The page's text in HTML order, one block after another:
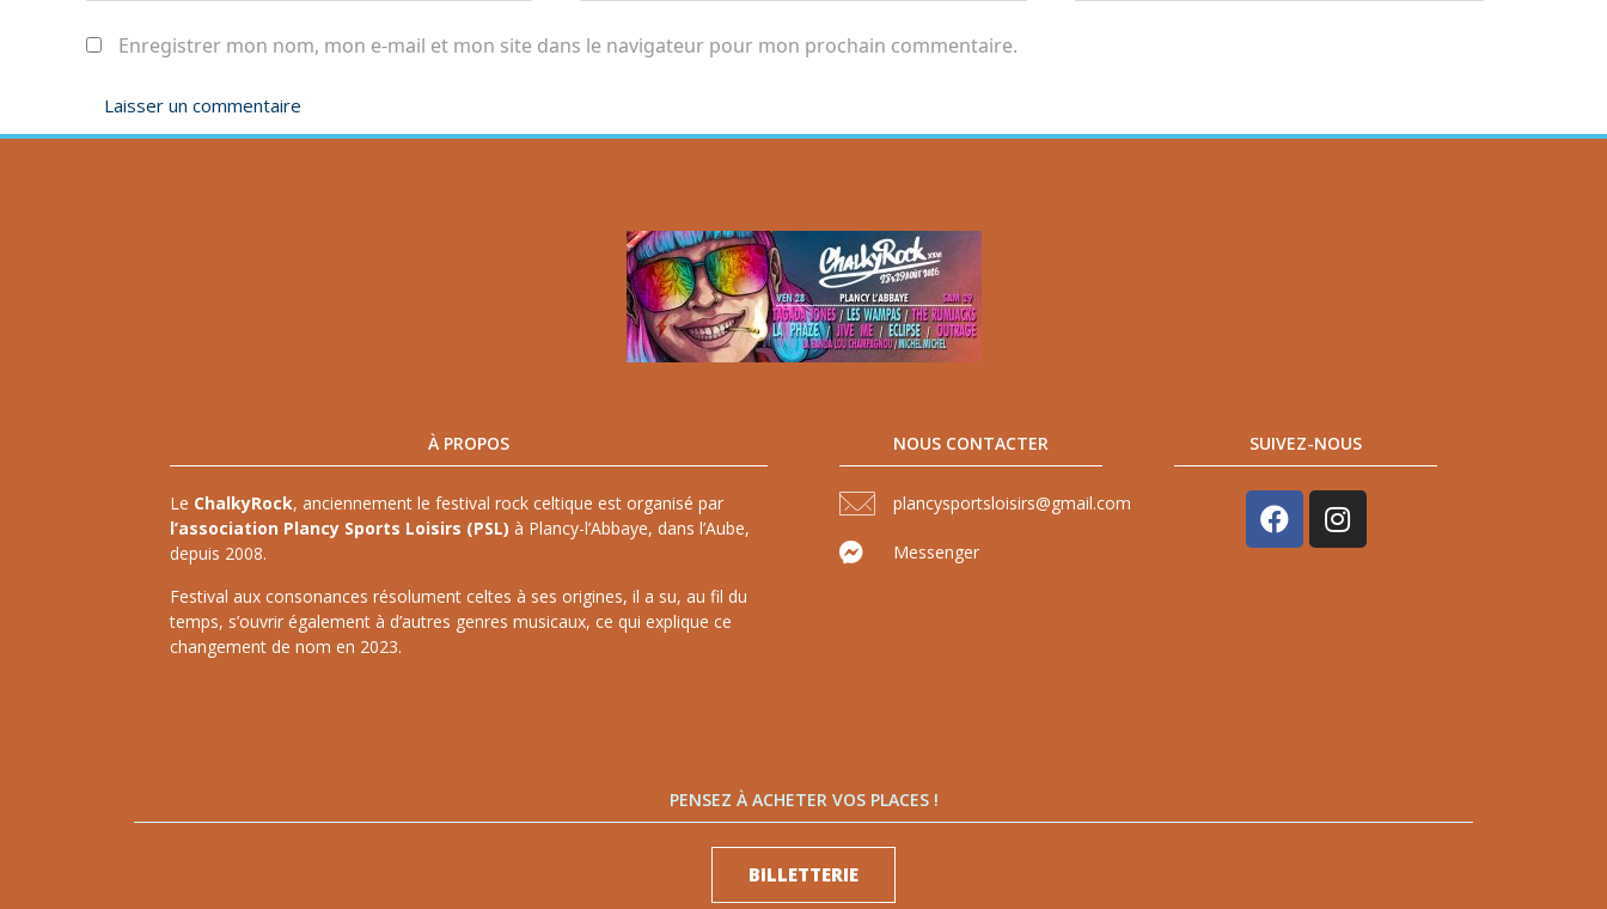
Enregistrer mon nom, mon e-mail et mon site dans le navigateur pour mon prochain commentaire.
À PROPOS
Le ChalkyRock, anciennement le festival rock celtique est organisé par
l’association Plancy Sports Loisirs (PSL) à Plancy-l’Abbaye, dans l’Aube,
depuis 2008.
Festival aux consonances résolument celtes à ses origines, il a su, au fil du
temps, s’ouvrir également à d’autres genres musicaux, ce qui explique ce
changement de nom en 2023.
NOUS CONTACTER
plancysportsloisirs@gmail.com
Messenger
SUIVEZ-NOUS
PENSEZ À ACHETER VOS PLACES !
BILLETTERIE